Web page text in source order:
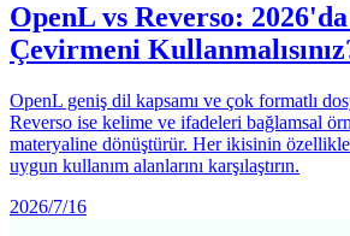
OpenL vs Reverso:
Çevirmeni
OpenL geniş dil kapsamı ve çok formatlı
Reverso ise kelime ve ifadeleri bağlamsal
materyaline dönüştürür. Her ikisinin
uygun kullanım alanlarını karşılaştırın.
2026/7/16